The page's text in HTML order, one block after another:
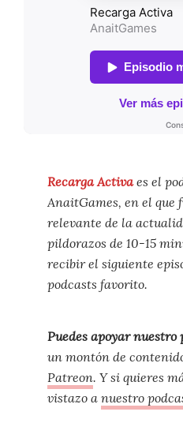
Recarga Activaes el
AnaitGames, en el que
relevante de la
pildorazos de 10-15
recibir el siguiente
podcasts favorito.
Puedes apoyar nuestro
un montón de
Patreon. Y si quieres
vistazo anuestro